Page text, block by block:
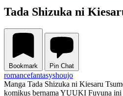
Tada Shizuka ni
Bookmark Pin Chat
romancefantasyshoujo
Manga Tada Shizuka ni Kiesaru
komikus bernama YUUKI Fuyuna ini